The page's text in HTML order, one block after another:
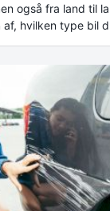
også fra land til
hvilken type bil